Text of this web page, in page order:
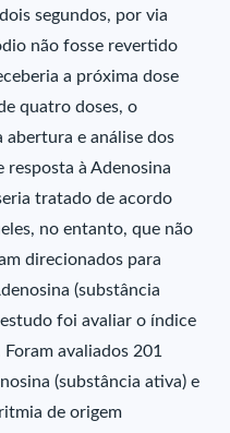
segundos, por via
não fosse revertido
a próxima dose
quatro doses, o
abertura e análise dos
resposta à Adenosina
tratado de acordo
no entanto, que não
direcionados para
(substância
foi avaliar o índice
avaliados 201
(substância ativa) e
de origem